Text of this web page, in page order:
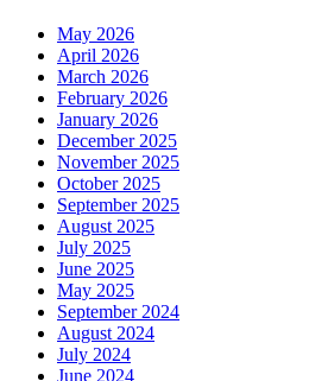
May 2026
April 2026
March 2026
February 2026
January 2026
December 2025
November 2025
October 2025
September 2025
August 2025
July 2025
June 2025
May 2025
September 2024
August 2024
July 2024
June 2024